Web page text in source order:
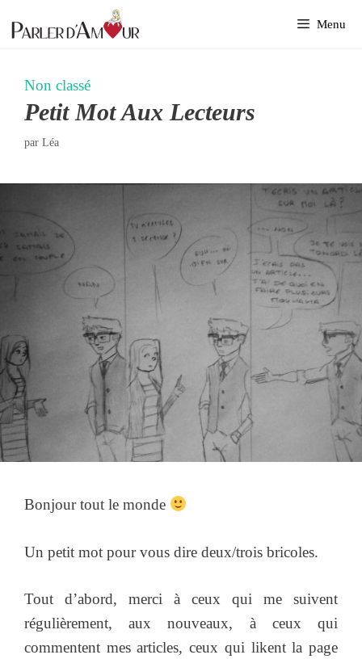
au
Menu
Non classé
Petit Mot Aux Lecteurs
par Léa
Bonjour tout le monde
Un petit mot pour vous dire deux/trois bricoles.
Tout d’abord, merci à ceux qui me suivent
régulièrement, aux nouveaux, à ceux qui
commentent mes articles, ceux qui likent la page